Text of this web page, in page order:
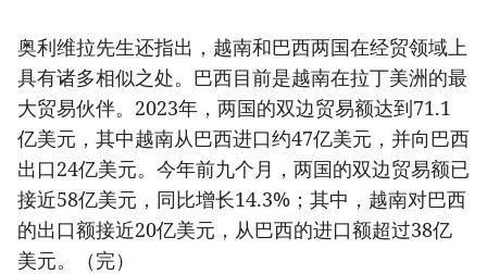
奥利维拉先生还指出，越南和巴西两国在经贸领域上
具有诸多相似之处。巴西目前是越南在拉丁美洲的最
大贸易伙伴。2023年，两国的双边贸易额达到71.1
亿美元，其中越南从巴西进口约47亿美元，并向巴西
出口24亿美元。今年前九个月，两国的双边贸易额已
接近58亿美元，同比增长14.3%；其中，越南对巴西
的出口额接近20亿美元，从巴西的进口额超过38亿
美元。（完）